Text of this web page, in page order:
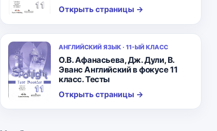
Открыть страницы →
АНГЛИЙСКИЙ ЯЗЫК · 11-ЫЙ КЛАСС
О.В. Афанасьева, Дж. Дули, В.
Эванс Английский в фокусе 11
класс. Тесты
Открыть страницы →